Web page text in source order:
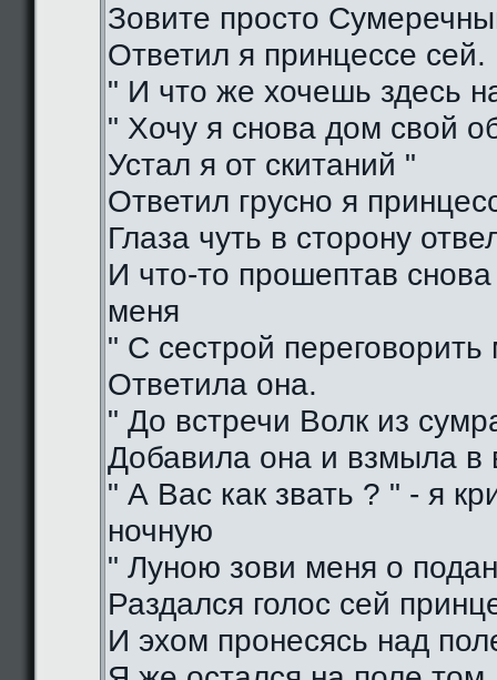
Зовите просто
Ответил я принцессе сей.
" И что же хочешь здесь
" Хочу я снова дом свой
Устал я от скитаний "
Ответил грусно я
Глаза чуть в сторону
И что-то прошептав
меня
" С сестрой
Ответила она.
" До встречи Волк из
Добавила она и взмыла в
" А Вас как звать ? " - я
ночную
" Луною зови меня о
Раздался голос сей
И эхом пронесясь над